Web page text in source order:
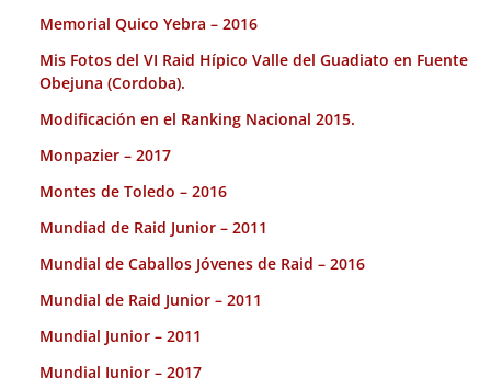
Memorial Quico Yebra – 2016
Mis Fotos del VI Raid Hípico Valle del Guadiato en Fuente
Obejuna (Cordoba).
Modificación en el Ranking Nacional 2015.
Monpazier – 2017
Montes de Toledo – 2016
Mundiad de Raid Junior – 2011
Mundial de Caballos Jóvenes de Raid – 2016
Mundial de Raid Junior – 2011
Mundial Junior – 2011
Mundial Junior – 2017